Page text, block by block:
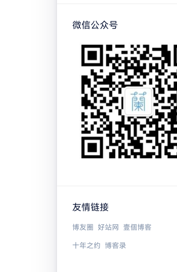
微信公众号
友情链接
博友圈 好站网 壹個博客
十年之约 博客录